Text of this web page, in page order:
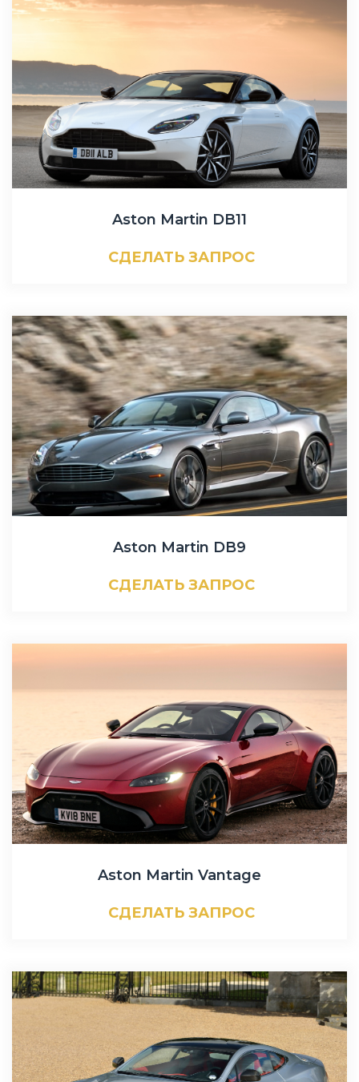
Aston Martin DB11
СДЕЛАТЬ ЗАПРОС
Aston Martin DB9
СДЕЛАТЬ ЗАПРОС
Aston Martin Vantage
СДЕЛАТЬ ЗАПРОС